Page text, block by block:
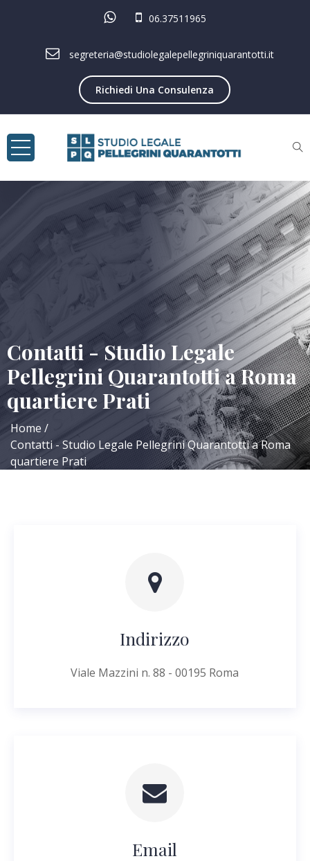
06.37511965
segreteria@studiolegalepellegriniquarantotti.it
Richiedi Una Consulenza
Contatti - Studio Legale
Pellegrini Quarantotti a Roma
quartiere Prati
Home
Contatti - Studio Legale Pellegrini Quarantotti a Roma
quartiere Prati
Indirizzo
Viale Mazzini n. 88 - 00195 Roma
Email